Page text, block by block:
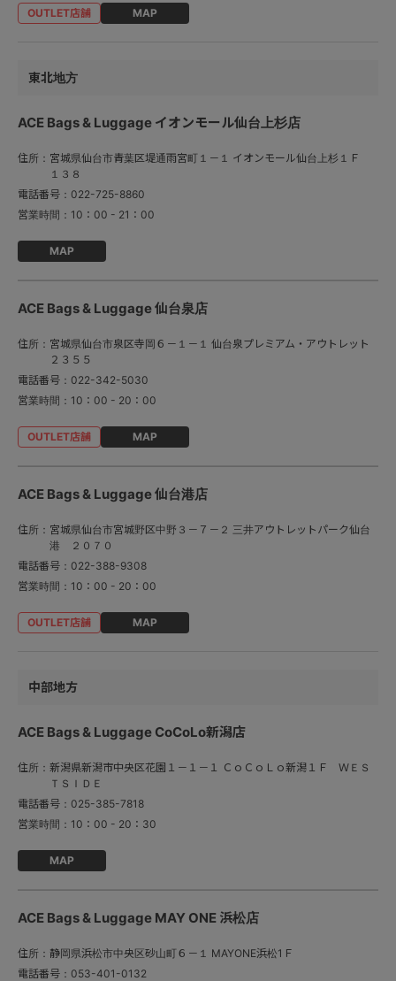
MAP
東北地方
ACE Bags & Luggage イオンモール仙台上杉店
住所： 宮城県仙台市青葉区堤通雨宮町１－１ イオンモール仙台上杉１Ｆ
１３８
電話番号： 022-725-8860
営業時間： 10：00 - 21：00
MAP
ACE Bags & Luggage 仙台泉店
住所： 宮城県仙台市泉区寺岡６－１－１ 仙台泉プレミアム・アウトレット
２３５５
電話番号： 022-342-5030
営業時間： 10：00 - 20：00
MAP
ACE Bags & Luggage 仙台港店
住所： 宮城県仙台市宮城野区中野３－７－２ 三井アウトレットパーク仙台
港 ２０７０
電話番号： 022-388-9308
営業時間： 10：00 - 20：00
MAP
中部地方
ACE Bags & Luggage CoCoLo新潟店
住所： 新潟県新潟市中央区花園１－１－１ ＣｏＣｏＬｏ新潟１Ｆ ＷＥＳ
ＴＳＩＤＥ
電話番号： 025-385-7818
営業時間： 10：00 - 20：30
MAP
ACE Bags & Luggage MAY ONE 浜松店
住所： 静岡県浜松市中央区砂山町６－１ MAYONE浜松1Ｆ
電話番号： 053-401-0132